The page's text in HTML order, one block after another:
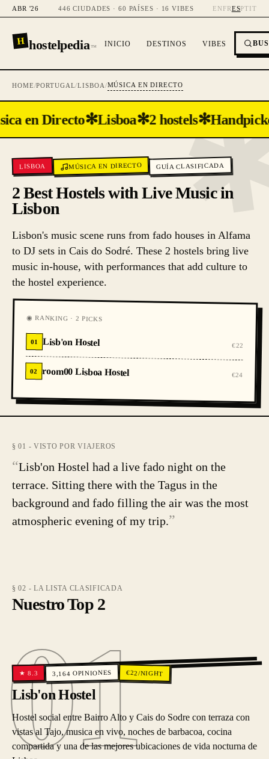
ABR '26 446 CIUDADES · 60 PAÍSES · 16 VIBES EN FRESPTIT
H hostelpedia™ INICIO DESTINOS VIBES
HOME/PORTUGAL/LISBOA/MÚSICA EN DIRECTO
en Directo✻Lisboa✻2 hostels✻
LISBOA MÚSICA EN DIRECTO GUÍA CLASIFICADA
2 Best Hostels with Live Music in
Lisbon
Lisbon's music scene runs from fado houses in Alfama
to DJ sets in Cais do Sodré. These 2 hostels bring live
music in-house, with performances that add culture to
the hostel experience.
◉ RANKING · 2 PICKS
01 Lisb'on Hostel €22
02 room00 Lisboa Hostel €24
§ 01 - VISTO POR VIAJEROS
“Lisb'on Hostel had a live fado night on the
terrace. Sitting there with the Tagus in the
background and fado filling the air was the most
atmospheric evening of my trip.”
§ 02 - LA LISTA CLASIFICADA
Nuestro Top 2
01
01
★8.3 3,164 OPINIONES €22/NIGHT
Lisb'on Hostel
Hostel social entre Bairro Alto y Cais do Sodre con terraza con
vistas al Tajo, musica en vivo, noches de barbacoa, cocina
compartida y una de las mejores ubicaciones de vida nocturna de